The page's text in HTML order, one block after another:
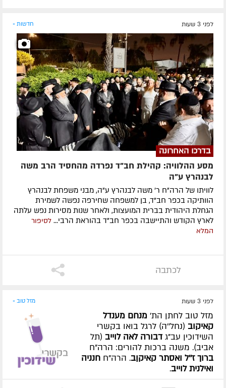
לפני 3 שעות חדשות »
בדרכו האחרונה
מסע ההלוויה: קהילת חב"ד נפרדה מהחסיד הרב משה
לבנהרץ ע"ה
לוויתו של הרה"ח ר' משה לבנהרץ ע"ה, מבני משפחת לבנהרץ
הוותיקה בכפר חב"ד, בן למשפחה שחירפה נפשה לשמירת
הגחלת היהודית בברית המועצות, ולאחר שנות מסירות נפש עלתה
לארץ הקודש והתיישבה בכפר חב"ד בהוראת הרבי... לסיפור
המלא
לכתבה
לפני 3 שעות מזל טוב »
מזל טוב לחתן הת' מנחם מענדל
קאיקוב (נחל''ה) לרגל בואו בקשרי
השידוכין עב"ג דבורה לאה לוייב (תל
אביב). משנה ברכות להורים: הרה"ח
ברוך ז''ל ואסתר קאיקןב. הרה"ח חנניה
ואילנית לוייב.